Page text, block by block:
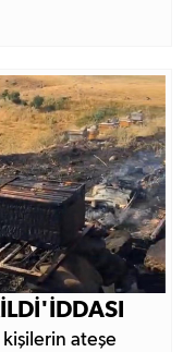
ateşe